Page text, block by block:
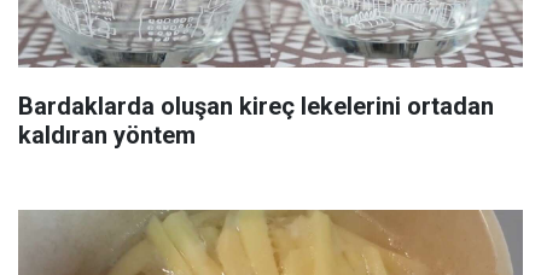
Bardaklarda oluşan kireç lekelerini ortadan
kaldıran yöntem